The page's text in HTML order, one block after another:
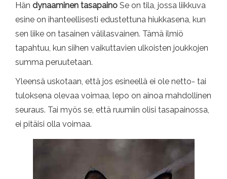
Hän dynaaminen tasapaino Se on tila, jossa liikkuva
esine on ihanteellisesti edustettuna hiukkasena, kun
sen liike on tasainen välilasvainen. Tämä ilmiö
tapahtuu, kun siihen vaikuttavien ulkoisten joukkojen
summa peruutetaan.
Yleensä uskotaan, että jos esineellä ei ole netto- tai
tuloksena olevaa voimaa, lepo on ainoa mahdollinen
seuraus. Tai myös se, että ruumiin olisi tasapainossa,
ei pitäisi olla voimaa.